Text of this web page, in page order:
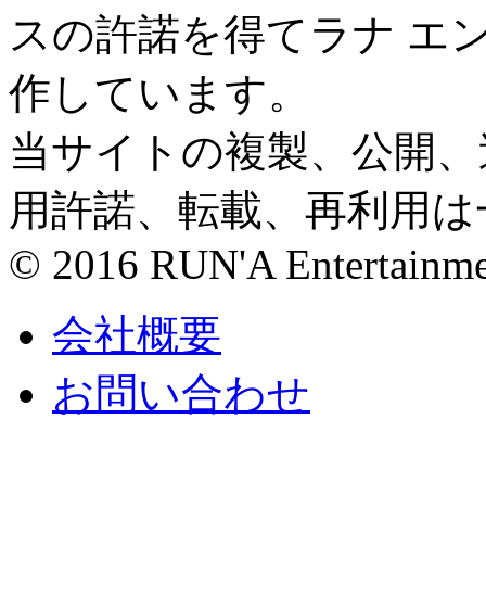
スの許諾を得てラナ エ
作しています。
当サイトの複製、公開
用許諾、転載、再利用
© 2016 RUN'A
会社概要
お問い合わせ